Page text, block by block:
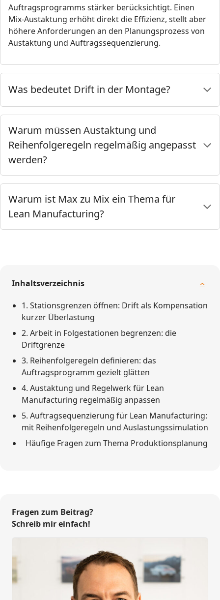
Auftragsprogramms stärker berücksichtigt. Einen
Mix-Austaktung erhöht direkt die Effizienz, stellt aber
höhere Anforderungen an den Planungsprozess von
Austaktung und Auftragssequenzierung.
Was bedeutet Drift in der Montage?
Warum müssen Austaktung und
Reihenfolgeregeln regelmäßig angepasst
werden?
Warum ist Max zu Mix ein Thema für
Lean Manufacturing?
Inhaltsverzeichnis
1. Stationsgrenzen öffnen: Drift als Kompensation
kurzer Überlastung
2. Arbeit in Folgestationen begrenzen: die
Driftgrenze
3. Reihenfolgeregeln definieren: das
Auftragsprogramm gezielt glätten
4. Austaktung und Regelwerk für Lean
Manufacturing regelmäßig anpassen
5. Auftragsequenzierung für Lean Manufacturing:
mit Reihenfolgeregeln und Auslastungssimulation
Häufige Fragen zum Thema Produktionsplanung
Fragen zum Beitrag?
Schreib mir einfach!